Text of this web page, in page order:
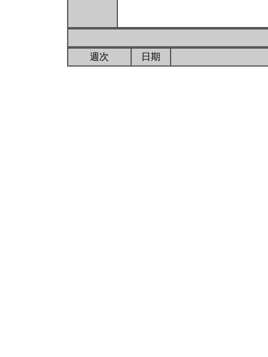
週次 日期